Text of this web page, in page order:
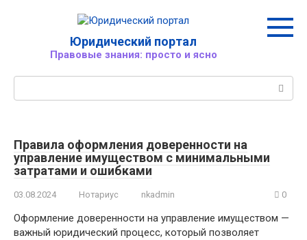
Юридический портал
Правовые знания: просто и ясно
Правила оформления доверенности на
управление имуществом с минимальными
затратами и ошибками
03.08.2024 Нотариус nkadmin 0
Оформление доверенности на управление имуществом —
важный юридический процесс, который позволяет